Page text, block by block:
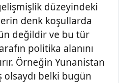
düzeyindeki
denk koşullarda
değildir ve bu tür
politika alanını
Örneğin Yunanistan
olsaydı belki bugün